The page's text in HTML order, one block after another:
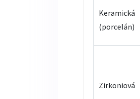
Keramická
(porcelán)
Zirkoniová